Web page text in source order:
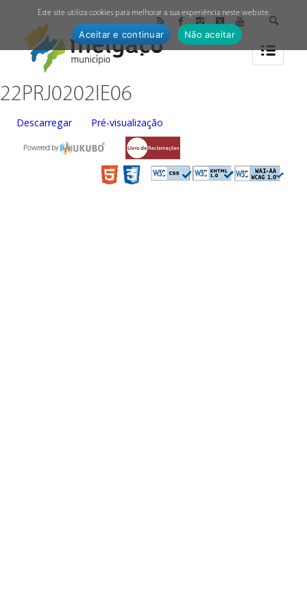
22PRJ0202IE06
Descarregar Pré-visualização
Powered by
Este site utiliza cookies para melhorar a sua experiência neste website.
Aceitar e continuar Não aceitar